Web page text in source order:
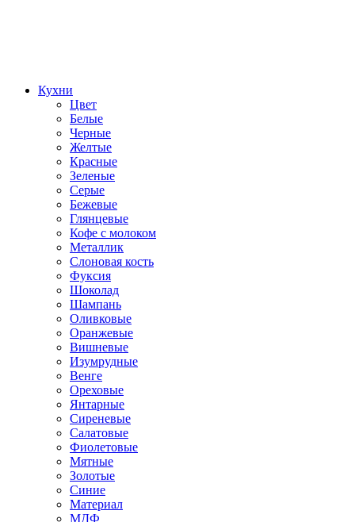
Кухни
Цвет
Белые
Черные
Желтые
Красные
Зеленые
Серые
Бежевые
Глянцевые
Кофе с молоком
Металлик
Слоновая кость
Фуксия
Шоколад
Шампань
Оливковые
Оранжевые
Вишневые
Изумрудные
Венге
Ореховые
Янтарные
Сиреневые
Салатовые
Фиолетовые
Мятные
Золотые
Синие
Материал
МДФ